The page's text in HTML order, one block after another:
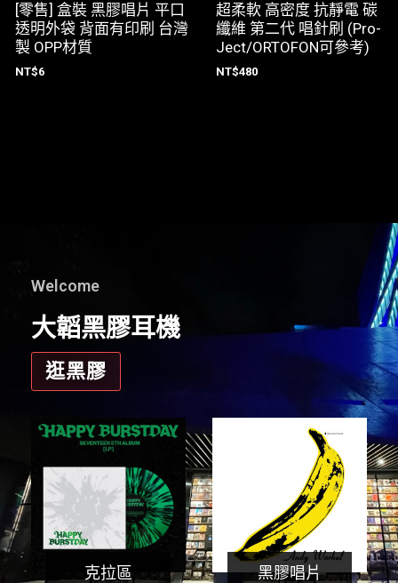
[零售] 盒裝 黑膠唱片 平口
透明外袋 背面有印刷 台灣
製 OPP材質
NT$6
超柔軟 高密度 抗靜電 碳
纖維 第二代 唱針刷 (Pro-
Ject/ORTOFON可參考)
NT$480
Welcome
大韜黑膠耳機
逛黑膠
克拉區 黑膠唱片